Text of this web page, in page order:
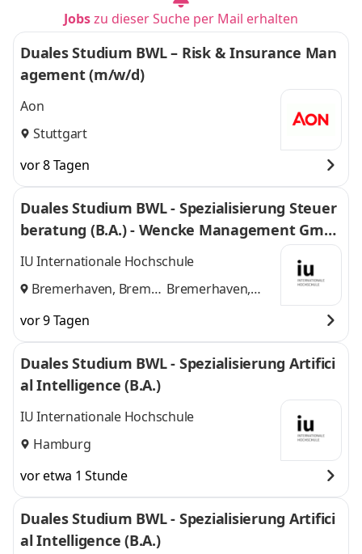
Jobszu dieser Suche per Mail erhalten
Duales Studium BWL – Risk & Insurance Man
agement (m/w/d)
Aon
Stuttgart
vor 8 Tagen
Duales Studium BWL - Spezialisierung Steuer
beratung (B.A.) - Wencke Management Gmb
H
IU Internationale Hochschule
Bremerhaven, Bremen Bremerhaven,
vor 9 Tagen
Duales Studium BWL - Spezialisierung Artifici
al Intelligence (B.A.)
IU Internationale Hochschule
Hamburg
vor etwa 1 Stunde
Duales Studium BWL - Spezialisierung Artifici
al Intelligence (B.A.)